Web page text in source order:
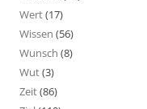
Wert(17)
Wissen (56)
Wunsch (8)
Wut(3)
Zeit(86)